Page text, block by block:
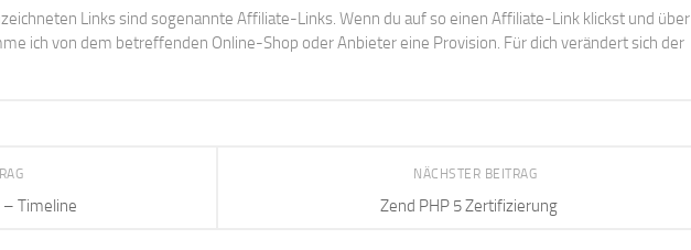
Links sind sogenannte Affiliate-Links. Wenn du auf so einen Affiliate-Link klickst und über
ich von dem betreffenden Online-Shop oder Anbieter eine Provision. Für dich verändert sich der
NÄCHSTER BEITRAG
Zend PHP 5 Zertifizierung
– Timeline